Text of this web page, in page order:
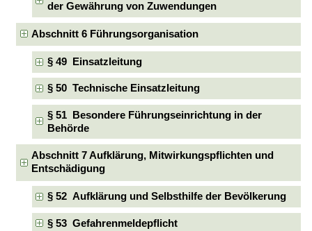
der Gewährung von Zuwendungen
Abschnitt 6 Führungsorganisation
§ 49 Einsatzleitung
§ 50 Technische Einsatzleitung
§ 51 Besondere Führungseinrichtung in der
Behörde
Abschnitt 7 Aufklärung, Mitwirkungspflichten und
Entschädigung
§ 52 Aufklärung und Selbsthilfe der Bevölkerung
§ 53 Gefahrenmeldepflicht